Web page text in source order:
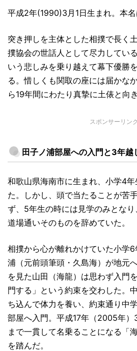
平成2年(1990)3月1日生まれ。本名
突き押しを主体とした相撲で長く
撲協会の世話人として尽力してい
いう悲しみを乗り越えて幕下優勝
る。惜しくも関取の座には届かな
ら19年間にわたり真摯に土俵と向
スポンサーリンク
田子ノ浦部屋への入門と3年越
和歌山県海南市に生まれ、小学4
た。しかし、頭で当たることが苦
ず、5年生の時には見学のみとな
道場通いそのものを辞めていた。
相撲から心が離れかけていた小学
浦（元前頭筆頭・久島海）が地元
を見た山田（海龍）は思わず入門
門する」という約束を交わした。
ち込んで体力を養い、約束通り中
部屋へ入門。平成17年（2005年）
まで一貫して名乗ることになる「
を踏んだ。